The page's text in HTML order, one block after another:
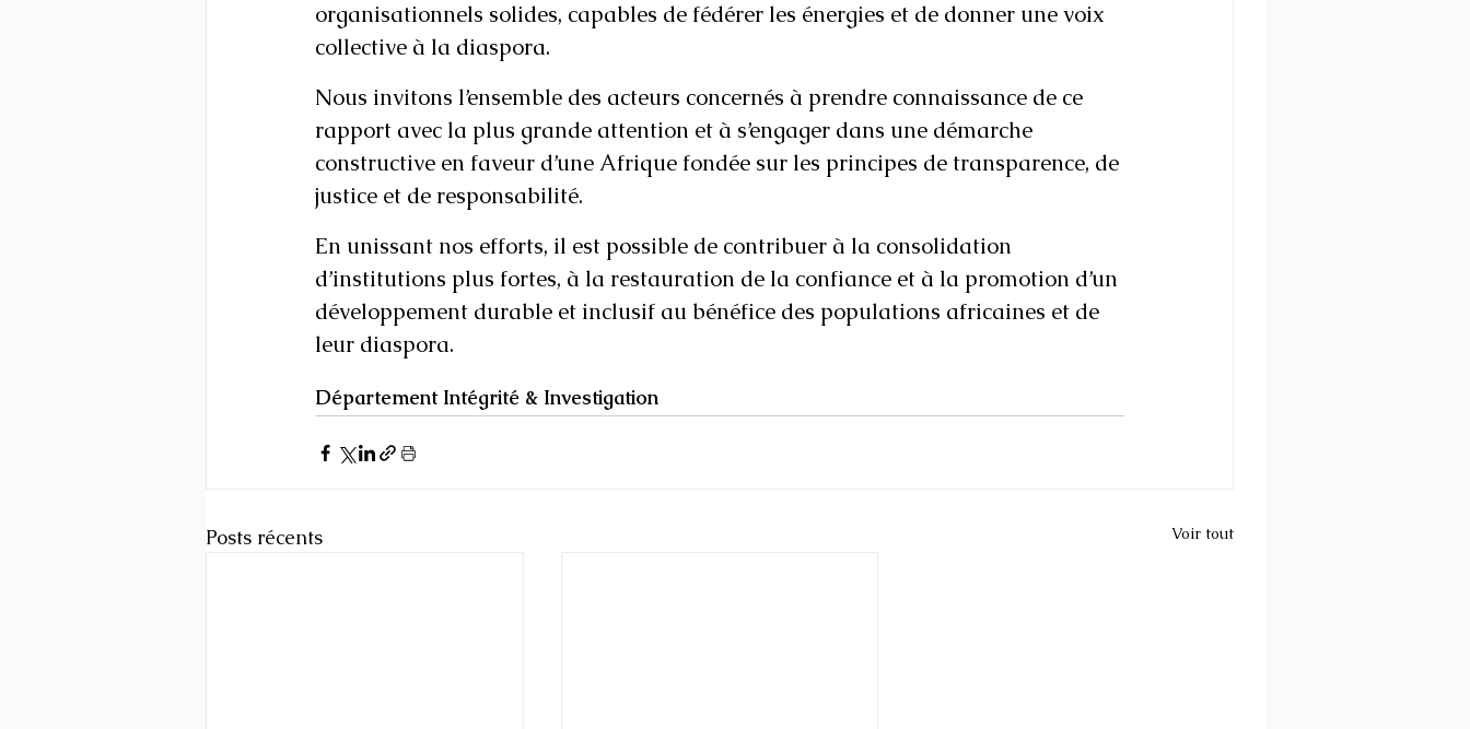
organisationnels solides, capables de fédérer les énergies et de donner une voix
collective à la diaspora.
Nous invitons l’ensemble des acteurs concernés à prendre connaissance de ce
rapport avec la plus grande attention et à s’engager dans une démarche
constructive en faveur d’une Afrique fondée sur les principes de transparence, de
justice et de responsabilité.
En unissant nos efforts, il est possible de contribuer à la consolidation
d’institutions plus fortes, à la restauration de la confiance et à la promotion d’un
développement durable et inclusif au bénéfice des populations africaines et de
leur diaspora.
Département Intégrité & Investigation
Posts récents Voir tout